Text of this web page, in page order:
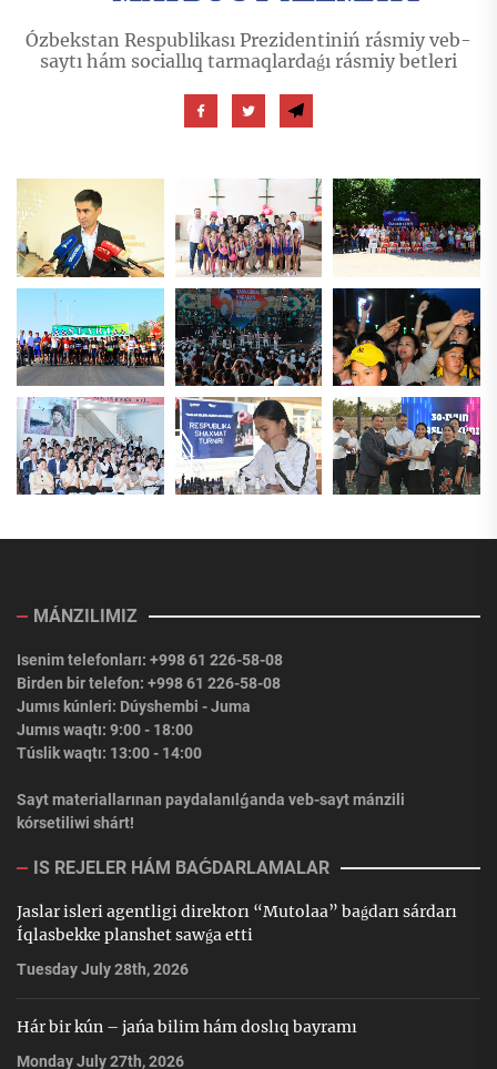
Ózbekstan Respublikası Prezidentiniń rásmiy veb-
saytı hám sociallıq tarmaqlardaǵı rásmiy betleri
MÁNZILIMIZ
Isenim telefonları: +998 61 226-58-08
Birden bir telefon: +998 61 226-58-08
Jumıs kúnleri: Dúyshembi - Juma
Jumıs waqtı: 9:00 - 18:00
Túslik waqtı: 13:00 - 14:00
Sayt materiallarınan paydalanılǵanda veb-sayt mánzili
kórsetiliwi shárt!
IS REJELER HÁM BAǴDARLAMALAR
Jaslar isleri agentligi direktorı “Mutolaa” baǵdarı sárdarı
Íqlasbekke planshet sawǵa etti
Tuesday July 28th, 2026
Hár bir kún – jańa bilim hám doslıq bayramı
Monday July 27th, 2026